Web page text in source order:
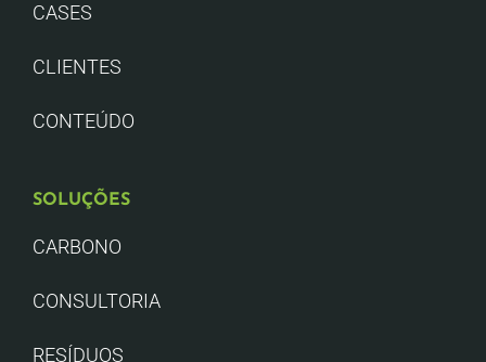
CASES
CLIENTES
CONTEÚDO
SOLUÇÕES
CARBONO
CONSULTORIA
RESÍDUOS